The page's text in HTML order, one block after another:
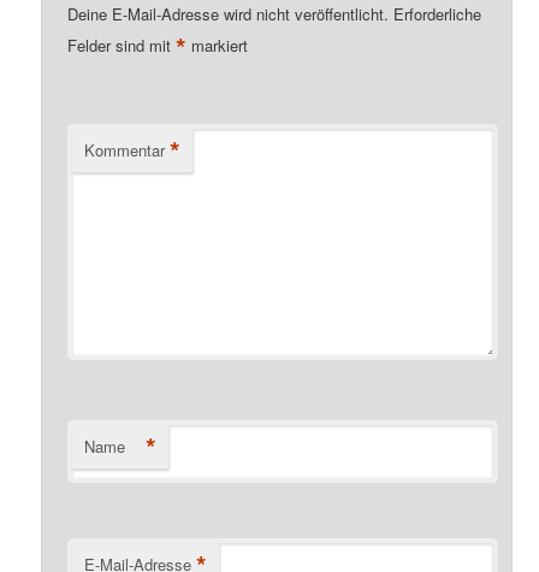
Deine E-Mail-Adresse wird nicht veröffentlicht. Erforderliche
Felder sind mit* markiert
Kommentar *
Name *
E-Mail-Adresse